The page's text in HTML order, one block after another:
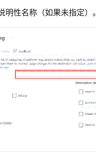
明性名称（如果未指定）。